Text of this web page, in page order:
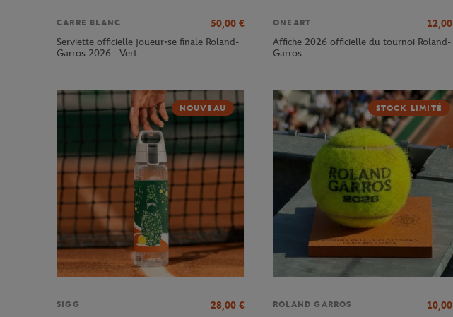
CARRE BLANC 50,00 €
Serviette officielle joueur•se finale Roland-
Garros 2026 - Vert
ONEART 12,00
Affiche 2026 officielle du tournoi Roland-
Garros
NOUVEAU
SIGG 28,00 €
STOCK LIMITÉ
ROLAND GARROS 10,00